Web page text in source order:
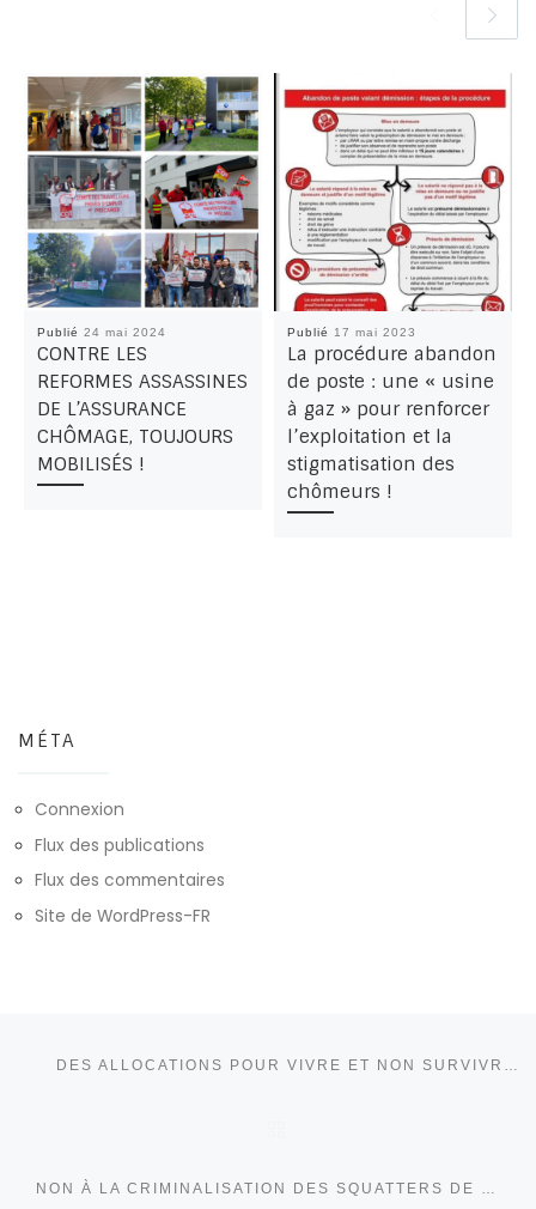
Publié24 mai 2024
CONTRE LES
REFORMES ASSASSINES
DE L’ASSURANCE
CHÔMAGE, TOUJOURS
MOBILISÉS !
Publié 17 mai 2023
La procédure abandon
de poste : une « usine
à gaz » pour renforcer
l’exploitation et la
stigmatisation des
chômeurs !
MÉTA
Connexion
Flux des publications
Flux des commentaires
Site de WordPress-FR
DES ALLOCATIONS POUR VIVRE ET NON SURVIVRE : ABANDON DU PROJET, ANNULATION DE LA RÉFORME ASSASSINE
NON À LA CRIMINALISATION DES SQUATTERS DE LOCAUX VIDES ET DES LOCATAIRES EN DIFFICULTÉ